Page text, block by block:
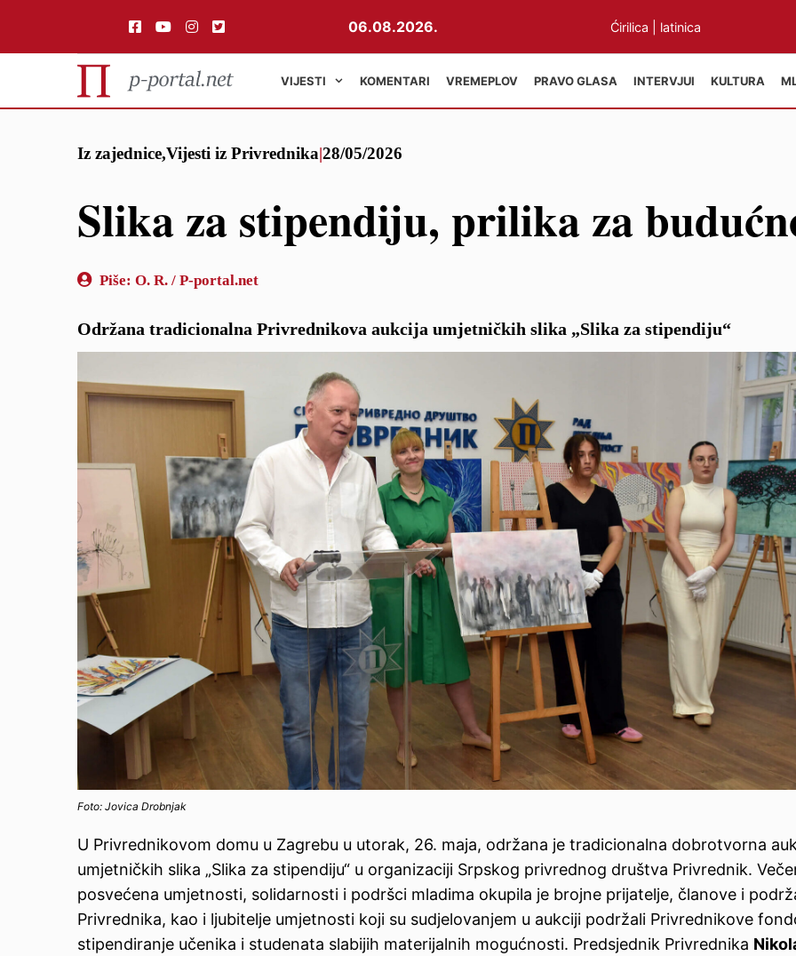
06.08.2026. Ćirilica latinica
VIJESTI KOMENTARI VREMEPLOV PRAVO GLASA INTERVJUI KULTURA
Iz zajednice,Vijesti iz Privrednika|28/05/2026
Slika za stipendiju, prilika za
Piše: O. R. / P-portal.net
Održana tradicionalna Privrednikova aukcija umjetničkih slika „Slika za stipendiju“
Foto: Jovica Drobnjak
U Privrednikovom domu u Zagrebu u utorak, 26. maja, održana je tradicionalna dobrotvorna
umjetničkih slika „Slika za stipendiju“ u organizaciji Srpskog privrednog društva Privrednik.
posvećena umjetnosti, solidarnosti i podršci mladima okupila je brojne prijatelje, članove i
Privrednika, kao i ljubitelje umjetnosti koji su sudjelovanjem u aukciji podržali Privrednikove
stipendiranje učenika i studenata slabijih materijalnih mogućnosti. Predsjednik Privrednika